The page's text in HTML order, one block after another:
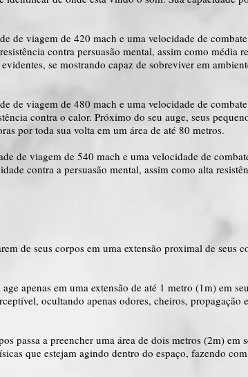
de viagem de 420 mach e uma velocidade de
contra persuasão mental, assim como média
se mostrando capaz de sobreviver em
de viagem de 480 mach e uma velocidade de
contra o calor. Próximo do seu auge, seus
por toda sua volta em um área de até 80 metros.
de viagem de 540 mach e uma velocidade de
contra a persuasão mental, assim como alta
de seus corpos em uma extensão proximal de seus
apenas em uma extensão de até 1 metro (1m) em
ocultando apenas odores, cheiros, propagação
passa a preencher uma área de dois metros (2m) em
que estejam agindo dentro do espaço, fazendo